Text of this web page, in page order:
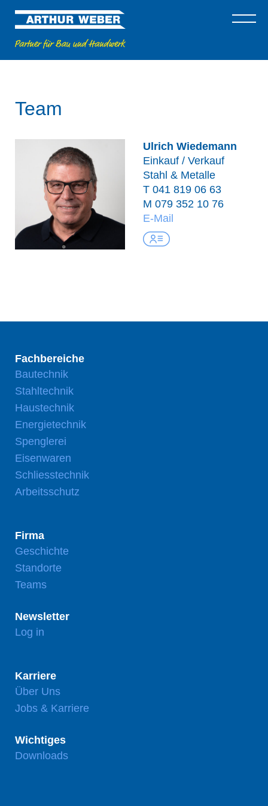
Team
Ulrich Wiedemann
Einkauf / Verkauf
Stahl & Metalle
T 041 819 06 63
M 079 352 10 76
E-Mail
Fachbereiche
Bautechnik
Stahltechnik
Haustechnik
Energietechnik
Spenglerei
Eisenwaren
Schliesstechnik
Arbeitsschutz
Firma
Geschichte
Standorte
Teams
Newsletter
Log in
Karriere
Über Uns
Jobs & Karriere
Wichtiges
Downloads